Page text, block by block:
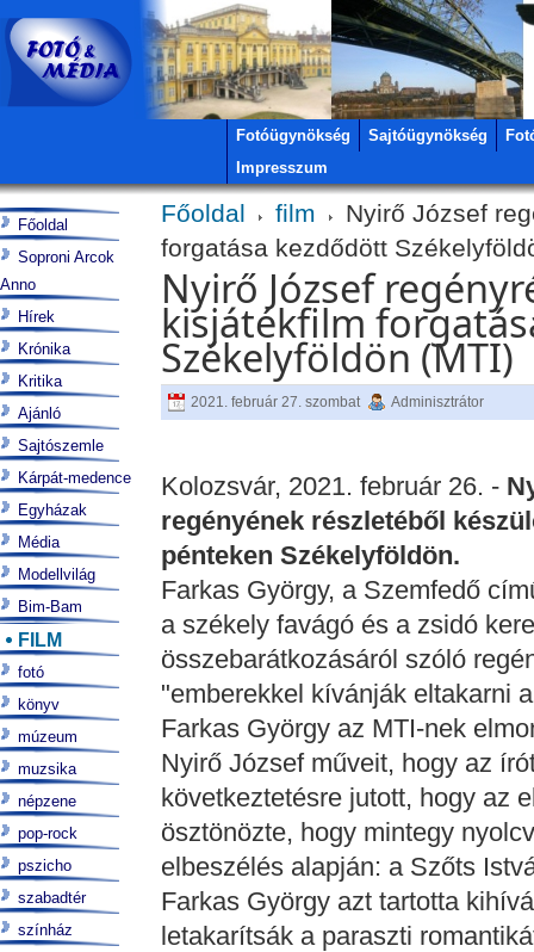
Fotóügynökség Sajtóügynökség
Impresszum
Főoldal film
Nyirő József
forgatása kezdődött
Nyirő József
kisjátékfilm
Székelyföldön (MTI)
2021. február 27. szombat Adminisztrátor
Kolozsvár, 2021. február 26. -
regényének részletéből
pénteken Székelyföldön.
Farkas György, a Szemfedő
a székely favágó és a zsidó
összebarátkozásáról szóló
"emberekkel kívánják eltakarni
Farkas György az MTI-nek
Nyirő József műveit, hogy az
következtetésre jutott, hogy az
ösztönözte, hogy mintegy
elbeszélés alapján: a Szőts
Farkas György azt tartotta
letakarítsák a paraszti
Főoldal
Soproni Arcok
Anno
Hírek
Krónika
Kritika
Ajánló
Sajtószemle
Kárpát-medence
Egyházak
Média
Modellvilág
Bim-Bam
FILM
fotó
könyv
múzeum
muzsika
népzene
pop-rock
pszicho
szabadtér
színház